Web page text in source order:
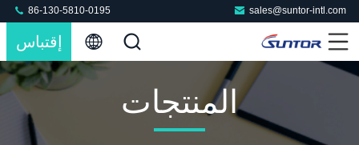
sales@suntor-intl.com
86-130-5810-0195
إقتباس
المنتجات